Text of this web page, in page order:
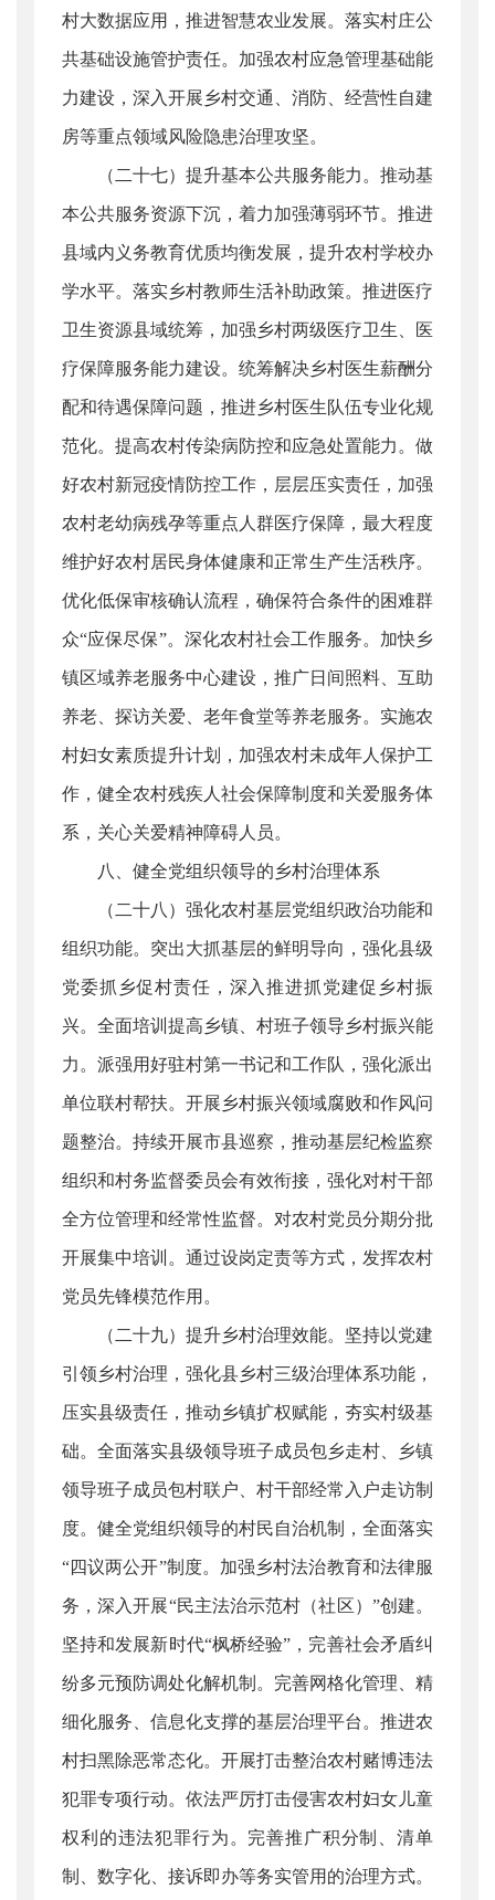
村大数据应用，推进智慧农业发展。落实村庄公
共基础设施管护责任。加强农村应急管理基础能
力建设，深入开展乡村交通、消防、经营性自建
房等重点领域风险隐患治理攻坚。
（二十七）提升基本公共服务能力。推动基
本公共服务资源下沉，着力加强薄弱环节。推进
县域内义务教育优质均衡发展，提升农村学校办
学水平。落实乡村教师生活补助政策。推进医疗
卫生资源县域统筹，加强乡村两级医疗卫生、医
疗保障服务能力建设。统筹解决乡村医生薪酬分
配和待遇保障问题，推进乡村医生队伍专业化规
范化。提高农村传染病防控和应急处置能力。做
好农村新冠疫情防控工作，层层压实责任，加强
农村老幼病残孕等重点人群医疗保障，最大程度
维护好农村居民身体健康和正常生产生活秩序。
优化低保审核确认流程，确保符合条件的困难群
众“应保尽保”。深化农村社会工作服务。加快乡
镇区域养老服务中心建设，推广日间照料、互助
养老、探访关爱、老年食堂等养老服务。实施农
村妇女素质提升计划，加强农村未成年人保护工
作，健全农村残疾人社会保障制度和关爱服务体
系，关心关爱精神障碍人员。
八、健全党组织领导的乡村治理体系
（二十八）强化农村基层党组织政治功能和
组织功能。突出大抓基层的鲜明导向，强化县级
党委抓乡促村责任，深入推进抓党建促乡村振
兴。全面培训提高乡镇、村班子领导乡村振兴能
力。派强用好驻村第一书记和工作队，强化派出
单位联村帮扶。开展乡村振兴领域腐败和作风问
题整治。持续开展市县巡察，推动基层纪检监察
组织和村务监督委员会有效衔接，强化对村干部
全方位管理和经常性监督。对农村党员分期分批
开展集中培训。通过设岗定责等方式，发挥农村
党员先锋模范作用。
（二十九）提升乡村治理效能。坚持以党建
引领乡村治理，强化县乡村三级治理体系功能，
压实县级责任，推动乡镇扩权赋能，夯实村级基
础。全面落实县级领导班子成员包乡走村、乡镇
领导班子成员包村联户、村干部经常入户走访制
度。健全党组织领导的村民自治机制，全面落实
“四议两公开”制度。加强乡村法治教育和法律服
务，深入开展“民主法治示范村（社区）”创建。
坚持和发展新时代“枫桥经验”，完善社会矛盾纠
纷多元预防调处化解机制。完善网格化管理、精
细化服务、信息化支撑的基层治理平台。推进农
村扫黑除恶常态化。开展打击整治农村赌博违法
犯罪专项行动。依法严厉打击侵害农村妇女儿童
权利的违法犯罪行为。完善推广积分制、清单
制、数字化、接诉即办等务实管用的治理方式。